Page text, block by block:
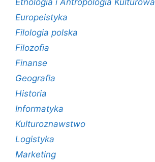
Etnologia i Antropologia Kulturowa
Europeistyka
Filologia polska
Filozofia
Finanse
Geografia
Historia
Informatyka
Kulturoznawstwo
Logistyka
Marketing